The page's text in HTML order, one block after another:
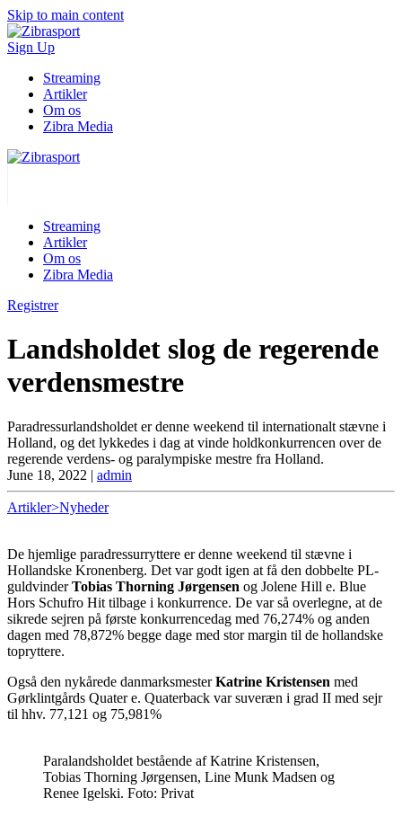
Skip to main content
Sign Up
Streaming
Artikler
Om os
Zibra Media
Streaming
Artikler
Om os
Zibra Media
Registrer
Landsholdet slog de regerende
verdensmestre
Paradressurlandsholdet er denne weekend til internationalt stævne i
Holland, og det lykkedes i dag at vinde holdkonkurrencen over de
regerende verdens- og paralympiske mestre fra Holland.
June 18, 2022 | admin
Artikler>Nyheder
De hjemlige paradressurryttere er denne weekend til stævne i
Hollandske Kronenberg. Det var godt igen at få den dobbelte PL-
guldvinderTobias Thorning Jørgensen og Jolene Hill e. Blue
Hors Schufro Hit tilbage i konkurrence. De var så overlegne, at de
sikrede sejren på første konkurrencedag med 76,274% og anden
dagen med 78,872% begge dage med stor margin til de hollandske
topryttere.
Også den nykårede danmarksmesterKatrine Kristensen med
Gørklintgårds Quater e. Quaterback var suveræn i grad II med sejr
til hhv. 77,121 og 75,981%
Paralandsholdet bestående af Katrine Kristensen,
Tobias Thorning Jørgensen, Line Munk Madsen og
Renee Igelski. Foto: Privat